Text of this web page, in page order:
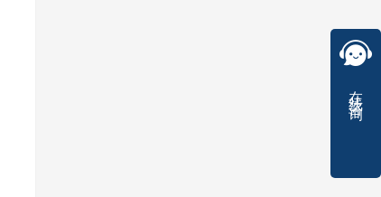
在线咨询